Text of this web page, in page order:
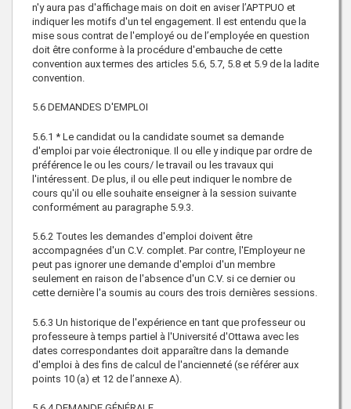
n'y aura pas d'affichage mais on doit en aviser l’APTPUO et
indiquer les motifs d'un tel engagement. Il est entendu que la
mise sous contrat de l'employé ou de l’employée en question
doit être conforme à la procédure d'embauche de cette
convention aux termes des articles 5.6, 5.7, 5.8 et 5.9 de la ladite
convention.
5.6 DEMANDES D'EMPLOI
5.6.1 * Le candidat ou la candidate soumet sa demande
d'emploi par voie électronique. Il ou elle y indique par ordre de
préférence le ou les cours/ le travail ou les travaux qui
l'intéressent. De plus, il ou elle peut indiquer le nombre de
cours qu'il ou elle souhaite enseigner à la session suivante
conformément au paragraphe 5.9.3.
5.6.2 Toutes les demandes d'emploi doivent être
accompagnées d'un C.V. complet. Par contre, l'Employeur ne
peut pas ignorer une demande d'emploi d'un membre
seulement en raison de l'absence d'un C.V. si ce dernier ou
cette dernière l'a soumis au cours des trois dernières sessions.
5.6.3 Un historique de l'expérience en tant que professeur ou
professeure à temps partiel à l'Université d'Ottawa avec les
dates correspondantes doit apparaître dans la demande
d'emploi à des fins de calcul de l'ancienneté (se référer aux
points 10 (a) et 12 de l’annexe A).